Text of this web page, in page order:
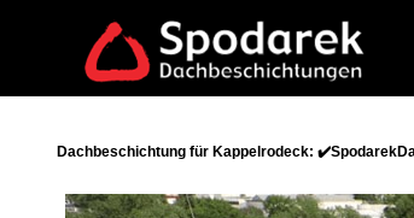
Dachbeschichtung für Kappelrodeck: